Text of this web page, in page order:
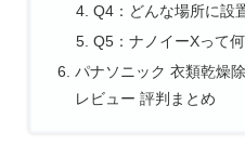
Q4：どんな場所に設
Q5：ナノイーXって
パナソニック 衣類乾燥
レビュー 評判まとめ